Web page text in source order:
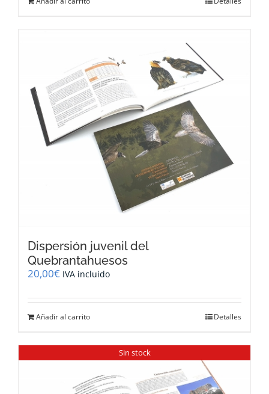
Dispersión juvenil del
Quebrantahuesos
20,00€ IVA incluido
Añadir al carrito Detalles
Sin stock